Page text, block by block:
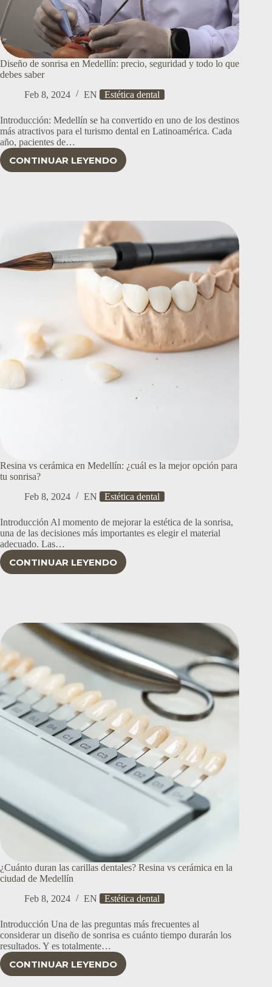
Diseño de sonrisa en Medellín: precio, seguridad y todo lo que
debes saber
Feb 8, 2024
EN Estética dental
Introducción: Medellín se ha convertido en uno de los destinos
más atractivos para el turismo dental en Latinoamérica. Cada
año, pacientes de…
CONTINUAR LEYENDO
DISEÑO
PRECIO,
SEGURIDAD
TODO
LO
Resina vs cerámica en Medellín: ¿cuál es la mejor opción para
tu sonrisa?
Feb 8, 2024
EN Estética dental
Introducción Al momento de mejorar la estética de la sonrisa,
una de las decisiones más importantes es elegir el material
adecuado. Las…
CONTINUAR LEYENDO
RESINA
¿CUÁL
ES
LA
MEJOR
OPCIÓN
PARA
TU
SONRISA?
¿Cuánto duran las carillas dentales? Resina vs cerámica en la
ciudad de Medellín
Feb 8, 2024
EN Estética dental
Introducción Una de las preguntas más frecuentes al
considerar un diseño de sonrisa es cuánto tiempo durarán los
resultados. Y es totalmente…
CONTINUAR LEYENDO
¿CUÁNTO